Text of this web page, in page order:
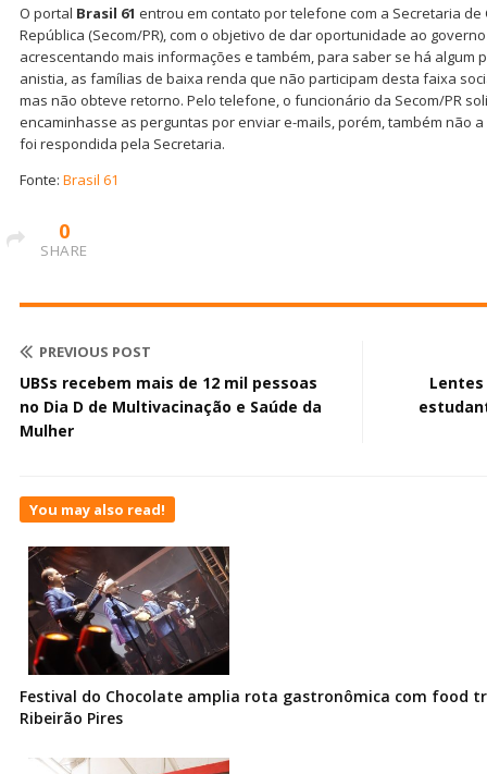
O portal Brasil 61 entrou em contato por telefone com a Secretaria de
República (Secom/PR), com o objetivo de dar oportunidade ao
acrescentando mais informações e também, para saber se há algum
anistia, as famílias de baixa renda que não participam desta faixa
mas não obteve retorno. Pelo telefone, o funcionário da Secom/PR
encaminhasse as perguntas por enviar e-mails, porém, também não
foi respondida pela Secretaria.
Fonte: Brasil 61
0
SHARE
PREVIOUS POST
UBSs recebem mais de 12 mil pessoas
no Dia D de Multivacinação e Saúde da
Mulher
Lentes
You may also read!
Festival do Chocolate amplia rota gastronômica com food
Ribeirão Pires